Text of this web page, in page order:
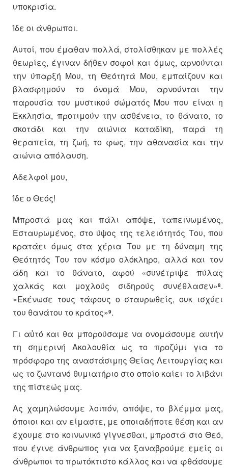
υποκρισία.
Ίδε οι άνθρωποι.
Αυτοί, που έμαθαν πολλά, στολίσθηκαν με πολλές
θεωρίες, έγιναν δήθεν σοφοί και όμως, αρνούνται
την ύπαρξή Μου, τη Θεότητά Μου, εμπαίζουν και
βλασφημούν το όνομά Μου, αρνούνται την
παρουσία του μυστικού σώματός Μου που είναι η
Εκκλησία, προτιμούν την ασθένεια, το θάνατο, το
σκοτάδι και την αιώνια καταδίκη, παρά τη
θεραπεία, τη ζωή, το φως, την αθανασία και την
αιώνια απόλαυση.
Αδελφοί μου,
Ίδε ο Θεός!
Μπροστά μας και πάλι απόψε, ταπεινωμένος,
Εσταυρωμένος, στο ύψος της τελειότητός Του, που
κρατάει όμως στα χέρια Του με τη δύναμη της
Θεότητός Του τον κόσμο ολόκληρο, αλλά και τον
άδη και το θάνατο, αφού «συνέτριψε πύλας
χαλκάς και μοχλούς σιδηρούς συνέθλασεν»8.
«Εκένωσε τους τάφους ο σταυρωθείς, ουκ ισχύει
του θανάτου το κράτος»9.
Γι αὐτό και θα μπορούσαμε να ονομάσουμε αυτήν
τη σημερινή Ακολουθία ως το προζύμι για το
πρόσφορο της αναστάσιμης Θείας Λειτουργίας και
ως το ζωντανό θυμιατήριο στο οποίο καίει το λιβάνι
της πίστεώς μας.
Ας χαμηλώσουμε λοιπόν, απόψε, το βλέμμα μας,
όποιοι και αν είμαστε, με οποιαδήποτε θέση και αν
έχουμε στο κοινωνικό γίγνεσθαι, μπροστά στο Θεό,
που έγινε άνθρωπος για να ξαναβρούμε εμείς οι
άνθρωποι το πρωτόκτιστο κάλλος και να φθάσουμε